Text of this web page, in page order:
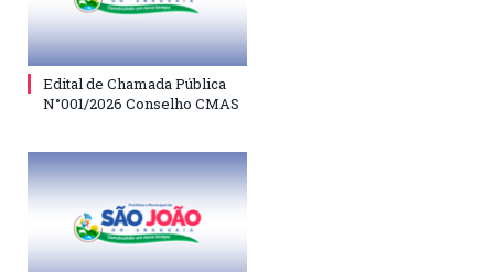
Edital de Chamada Pública
N°001/2026 Conselho CMAS